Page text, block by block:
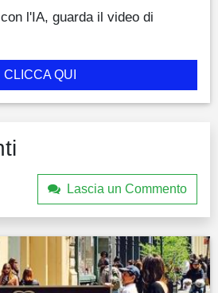
l'IA, guarda il video di
CLICCA QUI
Lascia un Commento